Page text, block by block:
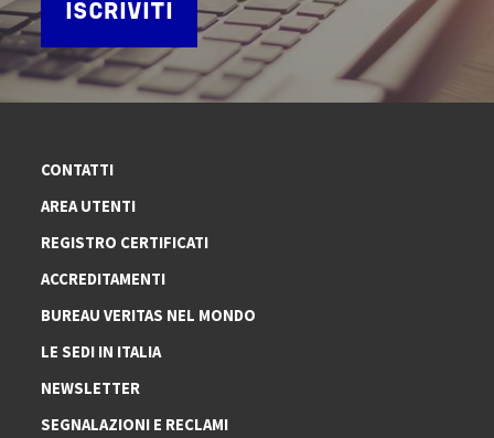
ISCRIVITI
CONTATTI
AREA UTENTI
REGISTRO CERTIFICATI
ACCREDITAMENTI
BUREAU VERITAS NEL MONDO
LE SEDI IN ITALIA
NEWSLETTER
SEGNALAZIONI E RECLAMI